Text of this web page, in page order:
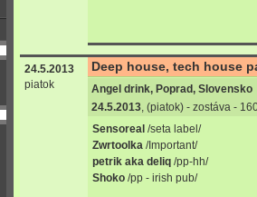
24.5.2013
piatok
Deep house, tech house
Angel drink, Poprad, Slovensko
24.5.2013, (piatok) - zostáva -
Sensoreal /seta label/
Zwrtoolka /Important/
petrik aka deliq /pp-hh/
Shoko /pp - irish pub/